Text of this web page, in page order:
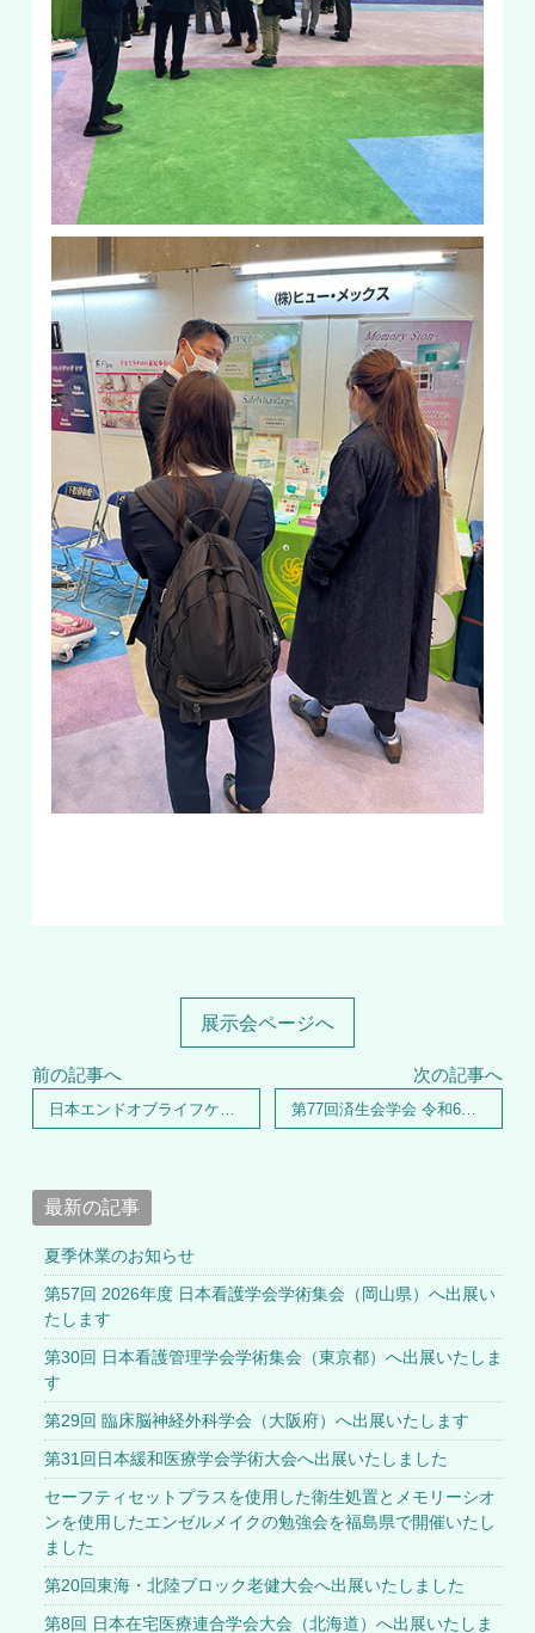
展示会ページへ
前の記事へ 次の記事へ
第77回済生会学会 令和6年度済生会総会へ出展いたしました
最新の記事
夏季休業のお知らせ
第57回 2026年度 日本看護学会学術集会（岡山県）へ出展い
たします
第30回 日本看護管理学会学術集会（東京都）へ出展いたしま
す
第29回 臨床脳神経外科学会（大阪府）へ出展いたします
第31回日本緩和医療学会学術大会へ出展いたしました
セーフティセットプラスを使用した衛生処置とメモリーシオ
ンを使用したエンゼルメイクの勉強会を福島県で開催いたし
ました
第20回東海・北陸ブロック老健大会へ出展いたしました
第8回 日本在宅医療連合学会大会（北海道）へ出展いたしま